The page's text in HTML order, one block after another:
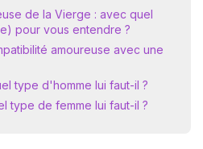
de la Vierge : avec quel
pour vous entendre ?
amoureuse avec une
type d'homme lui faut-il ?
type de femme lui faut-il ?